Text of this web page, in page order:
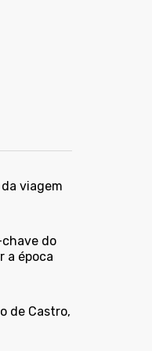
viagem
do
a época
de Castro,